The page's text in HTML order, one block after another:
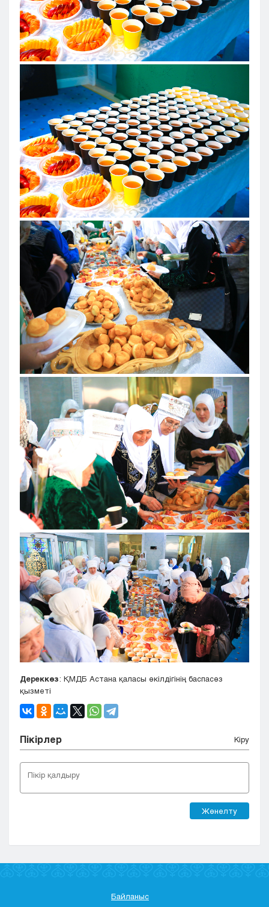
Дереккөз: ҚМДБ Астана қаласы өкілдігінің баспасөз
қызметі
Пікірлер Кіру
Жөнелту
Байланыс